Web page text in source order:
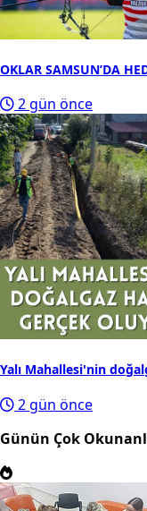
OKLAR SAMSUN’DA
2 gün önce
Yalı Mahallesi'nin
2 gün önce
Günün Çok